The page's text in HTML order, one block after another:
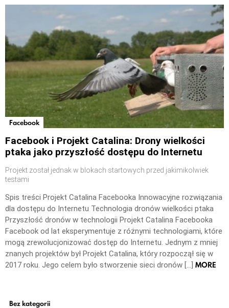
Facebook
Facebook i Projekt Catalina: Drony wielkości
ptaka jako przyszłość dostępu do Internetu
Projekt został jednak w blokach startowych przed jakimikolwiek
testami
Spis treści Projekt Catalina Facebooka Innowacyjne rozwiązania
dla dostępu do Internetu Technologia dronów wielkości ptaka
Przyszłość dronów w technologii Projekt Catalina Facebooka
Facebook od lat eksperymentuje z różnymi technologiami, które
mogą zrewolucjonizować dostęp do Internetu. Jednym z mniej
znanych projektów był Projekt Catalina, który rozpoczął się w
2017 roku. Jego celem było stworzenie sieci dronów […] MORE
Bez kategorii